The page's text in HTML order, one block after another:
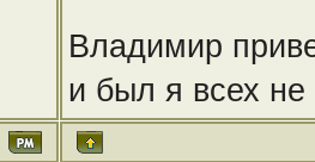
Владимир
и был я всех